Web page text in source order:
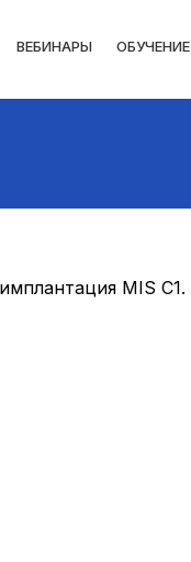
ВЕБИНАРЫ ОБУЧЕНИЕ
MIS C1.